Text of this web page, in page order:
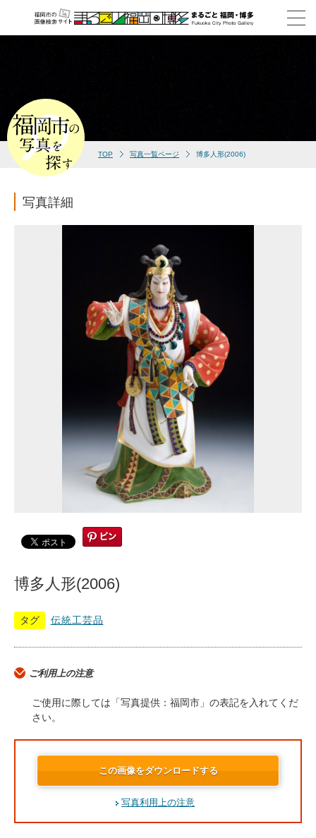
TOP 写真一覧ページ 博多人形(2006)
写真詳細
博多人形(2006)
タグ 伝統工芸品
ご利用上の注意
ご使用に際しては「写真提供：福岡市」の表記を入れてくだ
さい。
この画像をダウンロードする
写真利用上の注意